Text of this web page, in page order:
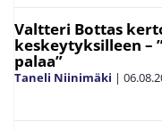
Valtteri Bottas
keskeytyksilleen –
palaa”
Taneli Niinimäki |